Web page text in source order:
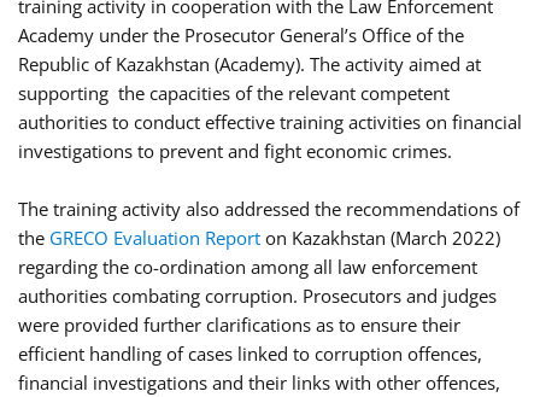
training activity in cooperation with the Law Enforcement
Academy under the Prosecutor General’s Office of the
Republic of Kazakhstan (Academy). The activity aimed at
supporting the capacities of the relevant competent
authorities to conduct effective training activities on financial
investigations to prevent and fight economic crimes.
The training activity also addressed the recommendations of
the GRECO Evaluation Report on Kazakhstan (March 2022)
regarding the co-ordination among all law enforcement
authorities combating corruption. Prosecutors and judges
were provided further clarifications as to ensure their
efficient handling of cases linked to corruption offences,
financial investigations and their links with other offences,